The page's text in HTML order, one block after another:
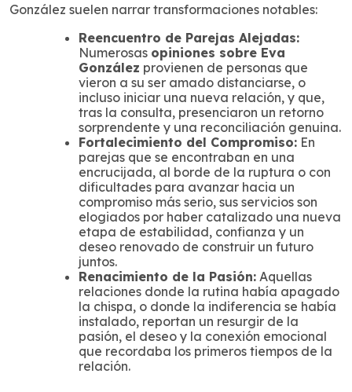
González suelen narrar transformaciones notables:
Reencuentro de Parejas Alejadas:
Numerosas opiniones sobre Eva
González provienen de personas que
vieron a su ser amado distanciarse, o
incluso iniciar una nueva relación, y que,
tras la consulta, presenciaron un retorno
sorprendente y una reconciliación genuina.
Fortalecimiento del Compromiso: En
parejas que se encontraban en una
encrucijada, al borde de la ruptura o con
dificultades para avanzar hacia un
compromiso más serio, sus servicios son
elogiados por haber catalizado una nueva
etapa de estabilidad, confianza y un
deseo renovado de construir un futuro
juntos.
Renacimiento de la Pasión: Aquellas
relaciones donde la rutina había apagado
la chispa, o donde la indiferencia se había
instalado, reportan un resurgir de la
pasión, el deseo y la conexión emocional
que recordaba los primeros tiempos de la
relación.